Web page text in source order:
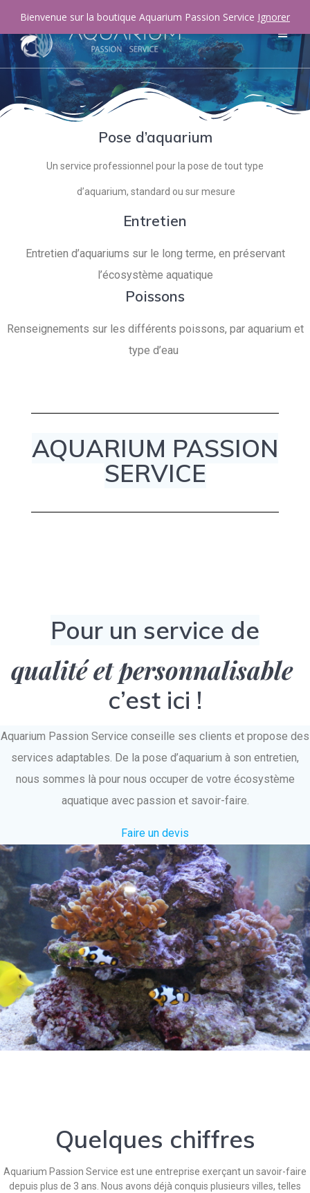
Pose d’aquarium
Un service professionnel pour la pose de tout type
d’aquarium, standard ou sur mesure
Entretien
Entretien d’aquariums sur le long terme, en préservant
l’écosystème aquatique
Poissons
Renseignements sur les différents poissons, par aquarium et
type d’eau
AQUARIUM PASSION
SERVICE
Pour un service de
qualité et personnalisable
c’est ici !
Aquarium Passion Service conseille ses clients et propose des
services adaptables. De la pose d’aquarium à son entretien,
nous sommes là pour nous occuper de votre écosystème
aquatique avec passion et savoir-faire.
Faire un devis
Quelques chiffres
Aquarium Passion Service est une entreprise exerçant un savoir-faire
depuis plus de 3 ans. Nous avons déjà conquis plusieurs villes, telles
Bienvenue sur la boutique Aquarium Passion Service Ignorer